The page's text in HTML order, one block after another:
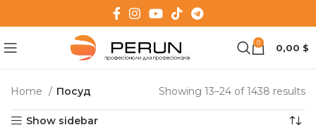
0 0,00 $
Home Посуд Showing 13–24 of 1438 results
Show sidebar